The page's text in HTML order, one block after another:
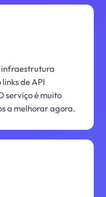
infraestrutura
de API
serviço é muito
a melhorar agora.